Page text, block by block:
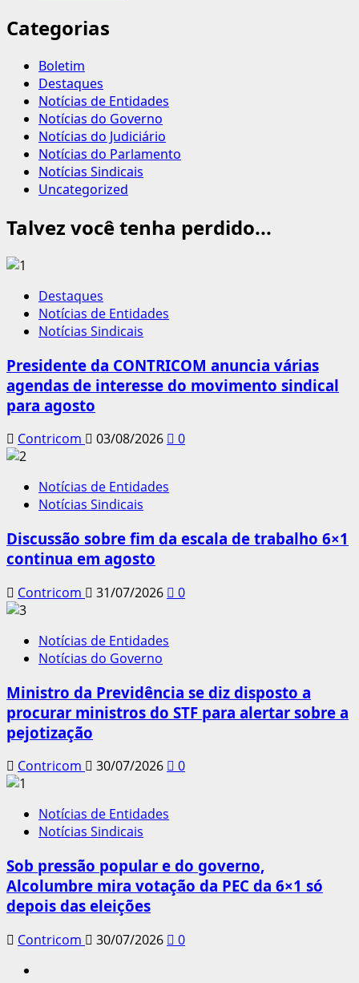
Categorias
Boletim
Destaques
Notícias de Entidades
Notícias do Governo
Notícias do Judiciário
Notícias do Parlamento
Notícias Sindicais
Uncategorized
Talvez você tenha perdido...
Destaques
Notícias de Entidades
Notícias Sindicais
Presidente da CONTRICOM anuncia várias
agendas de interesse do movimento sindical
para agosto
Contricom 03/08/2026 0
Notícias de Entidades
Notícias Sindicais
Discussão sobre fim da escala de trabalho 6×1
continua em agosto
Contricom 31/07/2026 0
Notícias de Entidades
Notícias do Governo
Ministro da Previdência se diz disposto a
procurar ministros do STF para alertar sobre a
pejotização
Contricom 30/07/2026 0
Notícias de Entidades
Notícias Sindicais
Sob pressão popular e do governo,
Alcolumbre mira votação da PEC da 6×1 só
depois das eleições
Contricom 30/07/2026
0